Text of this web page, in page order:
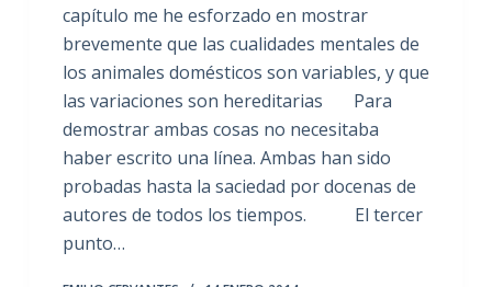
capítulo me he esforzado en mostrar
brevemente que las cualidades mentales de
los animales domésticos son variables, y que
las variaciones son hereditarias Para
demostrar ambas cosas no necesitaba
haber escrito una línea. Ambas han sido
probadas hasta la saciedad por docenas de
autores de todos los tiempos. El tercer
punto…